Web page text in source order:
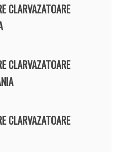
CLARVAZATOARE
CLARVAZATOARE
CLARVAZATOARE